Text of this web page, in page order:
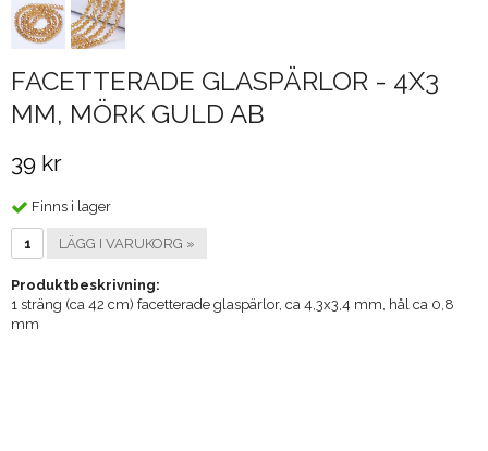
FACETTERADE GLASPÄRLOR - 4X3
MM, MÖRK GULD AB
39 kr
Finns i lager
LÄGG I VARUKORG »
Produktbeskrivning:
1 sträng (ca 42 cm) facetterade glaspärlor, ca 4,3x3,4 mm, hål ca 0,8
mm